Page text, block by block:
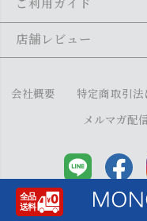
メールの返信につきまして
ご利用ガイド
店舗レビュー
会社概要 特定商取引法
メルマガ配